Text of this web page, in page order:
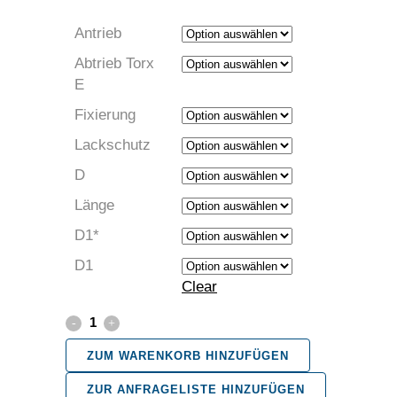
Antrieb
Abtrieb Torx
E
Fixierung
Lackschutz
D
Länge
D1*
D1
Clear
Steckschlüssel
Innen
ZUM WARENKORB HINZUFÜGEN
ZUR ANFRAGELISTE HINZUFÜGEN